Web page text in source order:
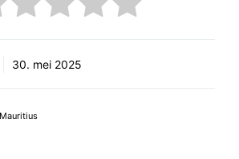
30. mei 2025